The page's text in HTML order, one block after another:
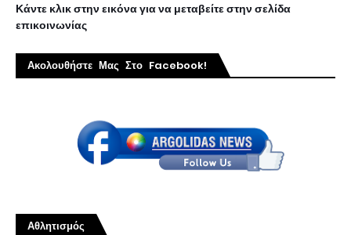
Κάντε κλικ στην εικόνα για να μεταβείτε στην σελίδα
επικοινωνίας
Ακολουθήστε Μας Στο Facebook!
Αθλητισμός